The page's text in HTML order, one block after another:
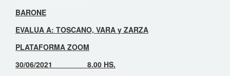
BARONE
EVALUA A: TOSCANO, VARA y ZARZA
PLATAFORMA ZOOM
30/06/2021 8.00 HS.